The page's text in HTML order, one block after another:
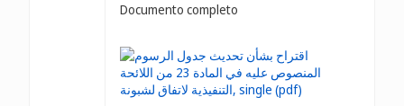
Documento completo